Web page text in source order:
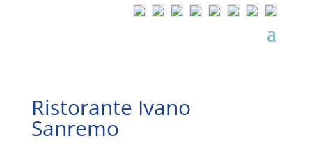
Ristorante Ivano
Sanremo